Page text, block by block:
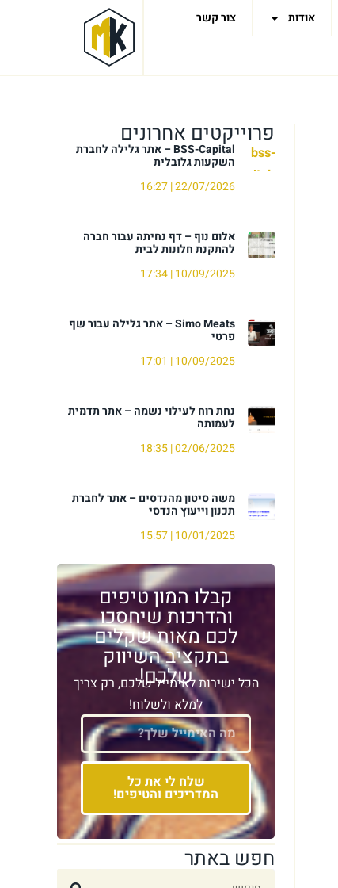
אודות צור קשר
פרוייקטים אחרונים
BSS-Capital – אתר גלילה לחברת
השקעות גלובלית
22/07/2026
אלום נוף – דף נחיתה עבור חברה
להתקנת חלונות לבית
10/09/2025
Simo Meats – אתר גלילה עבור שף
פרטי
10/09/2025
נחת רוח לעילוי נשמה – אתר תדמית
לעמותה
02/06/2025
משה סיטון מהנדסים – אתר לחברת
תכנון וייעוץ הנדסי
10/01/2025
קבלו המון טיפים
והדרכות שיחסכו
לכם מאות שקלים
בתקציב השיווק
שלכם!​
הכל ישירות לאימייל שלכם, רק צריך
למלא ולשלוח!
שלח לי את כל
המדריכים והטיפים!
חפש באתר